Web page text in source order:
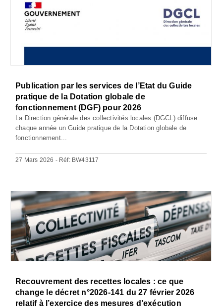
Publication par les services de l’Etat du Guide
pratique de la Dotation globale de
fonctionnement (DGF) pour 2026
La Direction générale des collectivités locales (DGCL) diffuse
chaque année un Guide pratique de la Dotation globale de
fonctionnement...
27 Mars 2026 - Réf: BW43117
Recouvrement des recettes locales : ce que
change le décret n°2026-141 du 27 février 2026
relatif à l’exercice des mesures d’exécution